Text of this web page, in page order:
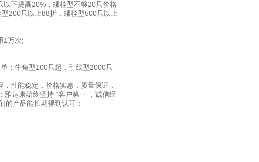
下提高20%，螺栓型不够20只价格
200只以上88折，螺栓型500只以上
1万次;
；牛角型100只起，引线型2000只
性能稳定，价格实惠，质量保证，
雅达康始终坚持 “客户第一 ，诚信经
的产品能长期得到认可；